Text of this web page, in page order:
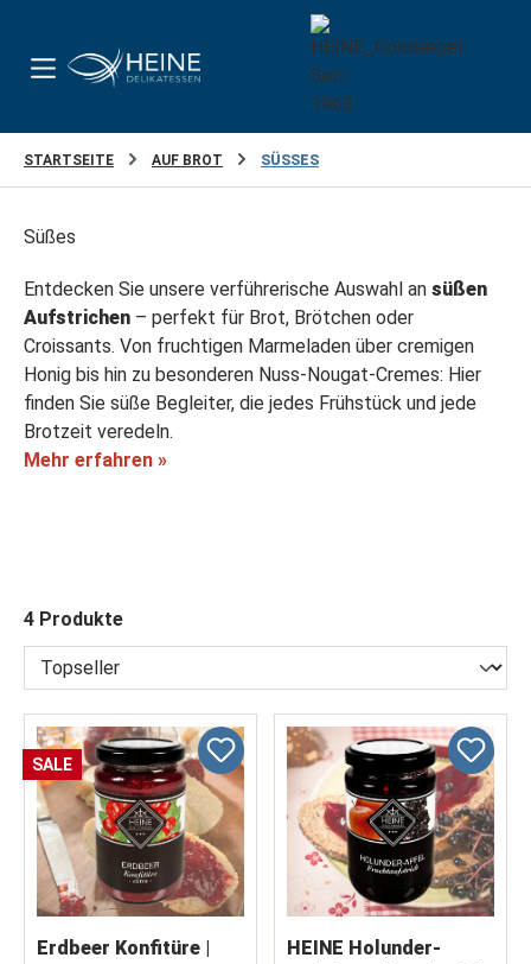
STARTSEITE AUF BROT SÜSSES
Süßes
Entdecken Sie unsere verführerische Auswahl an süßen
Aufstrichen – perfekt für Brot, Brötchen oder
Croissants. Von fruchtigen Marmeladen über cremigen
Honig bis hin zu besonderen Nuss-Nougat-Cremes: Hier
finden Sie süße Begleiter, die jedes Frühstück und jede
Brotzeit veredeln.
Mehr erfahren »
4 Produkte
SALE
Erdbeer Konfitüre |
HEINE Holunder-